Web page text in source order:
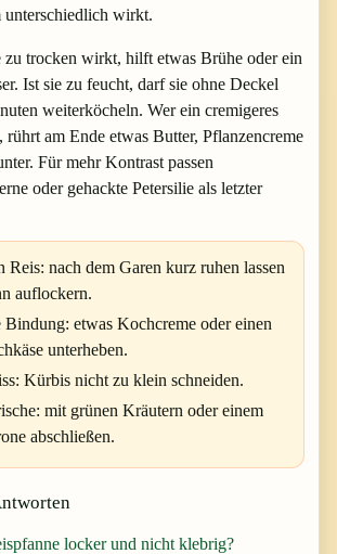
unterschiedlich wirkt.
zu trocken wirkt, hilft etwas Brühe oder ein
Ist sie zu feucht, darf sie ohne Deckel
weiterköcheln. Wer ein cremigeres
rührt am Ende etwas Butter, Pflanzencreme
Für mehr Kontrast passen
oder gehackte Petersilie als letzter
Reis: nach dem Garen kurz ruhen lassen
auflockern.
Bindung: etwas Kochcreme oder einen
unterheben.
Kürbis nicht zu klein schneiden.
mit grünen Kräutern oder einem
abschließen.
locker und nicht klebrig?